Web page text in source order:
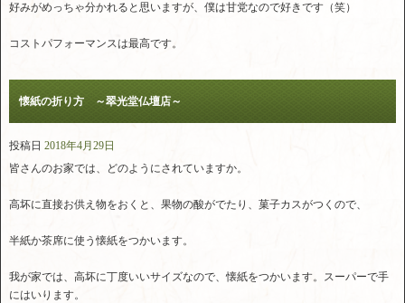
好みがめっちゃ分かれると思いますが、僕は甘党なので好きです（笑）
コストパフォーマンスは最高です。
懐紙の折り方 ～翠光堂仏壇店～
投稿日 2018年4月29日
皆さんのお家では、どのようにされていますか。
高坏に直接お供え物をおくと、果物の酸がでたり、菓子カスがつくので、
半紙か茶席に使う懐紙をつかいます。
我が家では、高坏に丁度いいサイズなので、懐紙をつかいます。スーパーで手
にはいります。